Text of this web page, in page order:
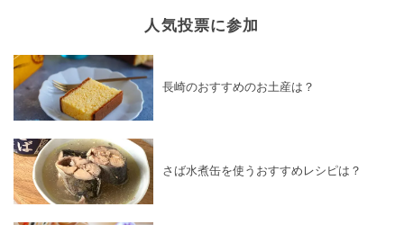
人気投票に参加
長崎のおすすめのお土産は？
さば水煮缶を使うおすすめレシピは？